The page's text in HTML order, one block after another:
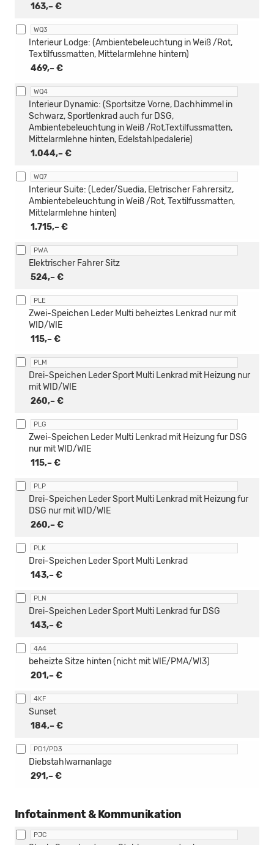
163,– €
WQ3
469,– €
Interieur Lodge: (Ambientebeleuchtung in Weiß /Rot,
Textilfussmatten, Mittelarmlehne hintern)
WQ4
1.044,– €
Interieur Dynamic: (Sportsitze Vorne, Dachhimmel in
Schwarz, Sportlenkrad auch fur DSG,
Ambientebeleuchtung in Weiß /Rot,Textilfussmatten,
Mittelarmlehne hinten, Edelstahlpedalerie)
WQ7
1.715,– €
Interieur Suite: (Leder/Suedia, Eletrischer Fahrersitz,
Ambientebeleuchtung in Weiß /Rot, Textilfussmatten,
Mittelarmlehne hinten)
PWA
524,– €
Elektrischer Fahrer Sitz
PLE
115,– €
Zwei-Speichen Leder Multi beheiztes Lenkrad nur mit
WID/WIE
PLM
260,– €
Drei-Speichen Leder Sport Multi Lenkrad mit Heizung nur
mit WID/WIE
PLG
115,– €
Zwei-Speichen Leder Multi Lenkrad mit Heizung fur DSG
nur mit WID/WIE
PLP
260,– €
Drei-Speichen Leder Sport Multi Lenkrad mit Heizung fur
DSG nur mit WID/WIE
PLK
143,– €
Drei-Speichen Leder Sport Multi Lenkrad
PLN
143,– €
Drei-Speichen Leder Sport Multi Lenkrad fur DSG
4A4
201,– €
beheizte Sitze hinten (nicht mit WIE/PMA/WI3)
4KF
184,– €
Sunset
PD1/PD3
291,– €
Diebstahlwarnanlage
Infotainment & Kommunikation
PJC